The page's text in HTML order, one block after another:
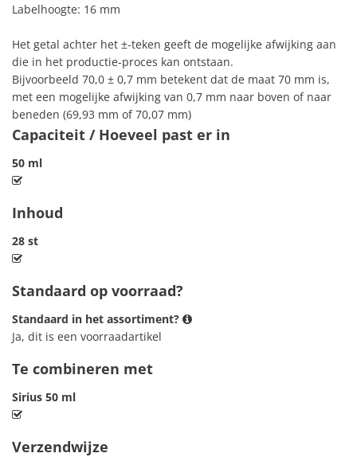
Labelhoogte: 16 mm
Het getal achter het ±-teken geeft de mogelijke afwijking aan
die in het productie-proces kan ontstaan.
Bijvoorbeeld 70,0 ± 0,7 mm betekent dat de maat 70 mm is,
met een mogelijke afwijking van 0,7 mm naar boven of naar
beneden (69,93 mm of 70,07 mm)
Capaciteit / Hoeveel past er in
50 ml
Inhoud
28 st
Standaard op voorraad?
Standaard in het assortiment?
Ja, dit is een voorraadartikel
Te combineren met
Sirius 50 ml
Verzendwijze